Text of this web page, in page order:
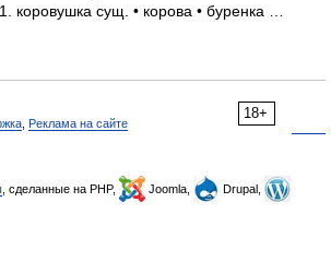
коровушка сущ. • корова • буренка …
18+
Реклама на сайте
, сделанные на PHP, Joomla,
Drupal,